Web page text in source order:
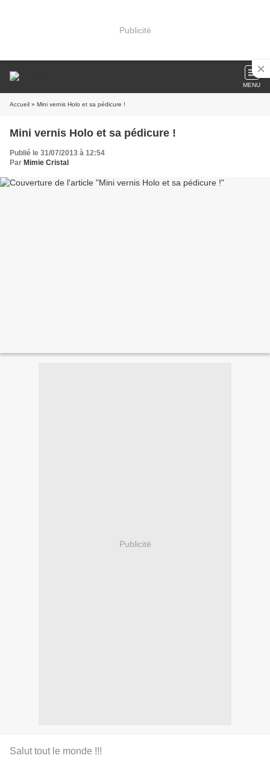
Publicité
MENU
Accueil » Mini vernis Holo et sa pédicure !
Mini vernis Holo et sa pédicure !
Publié le 31/07/2013 à 12:54
Par Mimie Cristal
Publicité
Salut tout le monde !!!